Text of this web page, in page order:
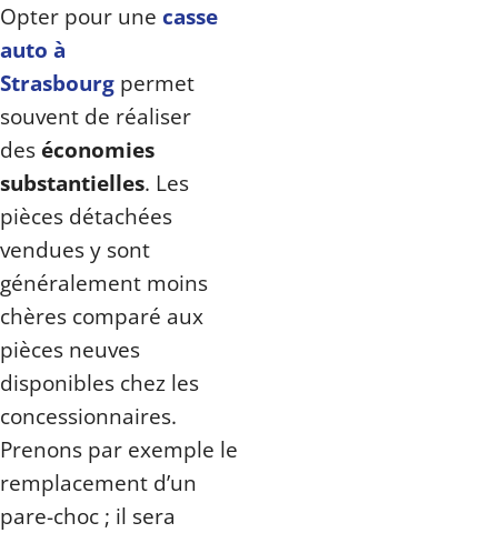
Opter pour une casse
auto à
Strasbourg permet
souvent de réaliser
des économies
substantielles. Les
pièces détachées
vendues y sont
généralement moins
chères comparé aux
pièces neuves
disponibles chez les
concessionnaires.
Prenons par exemple le
remplacement d’un
pare-choc ; il sera